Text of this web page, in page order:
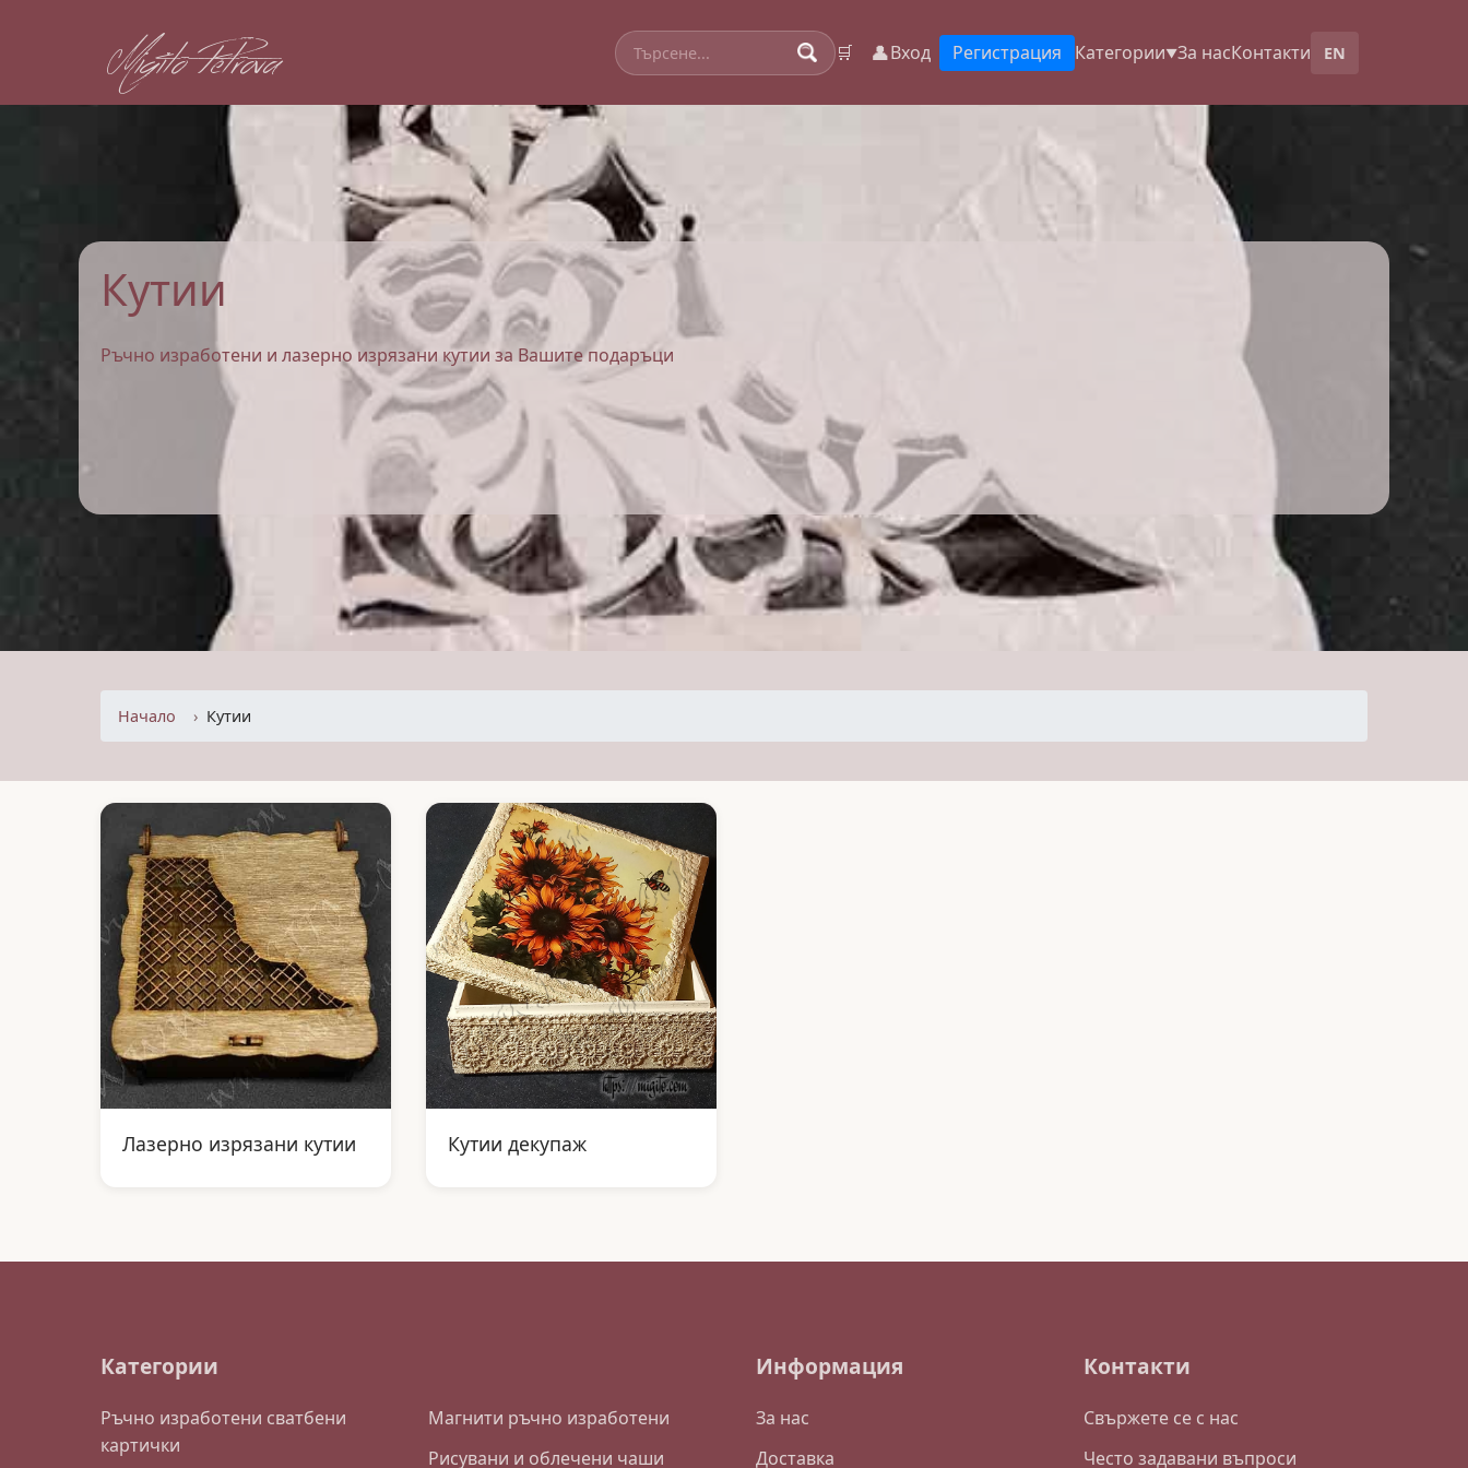
Migito Petrova 🛒 👤Вход Регистрация Категории▼За насКонтакти EN
Кутии
Ръчно изработени и лазерно изрязани кутии за Вашите подаръци
Начало Кутии
Лазерно изрязани кутии Кутии декупаж
Категории
Ръчно изработени сватбени
картички
Магнити ръчно изработени
Рисувани и облечени чаши
Информация
За нас
Доставка
Контакти
Свържете се с нас
Често задавани въпроси